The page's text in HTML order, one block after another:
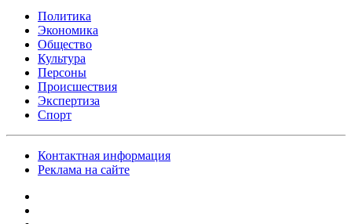
Политика
Экономика
Общество
Культура
Персоны
Происшествия
Экспертиза
Спорт
Контактная информация
Реклама на сайте